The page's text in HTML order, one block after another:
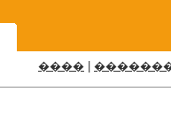
����